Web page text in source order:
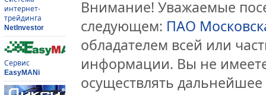
интернет-
трейдинга
NetInvestor
Сервис
EasyMANi
Внимание! Уважаемые
следующем: ПАО
обладателем всей или
информации. Вы не
осуществлять